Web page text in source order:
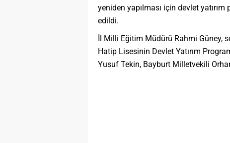
yeniden yapılması için devlet
edildi.
İl Milli Eğitim Müdürü Rahmi Güney,
Hatip Lisesinin Devlet Yatırım
Yusuf Tekin, Bayburt Milletvekili